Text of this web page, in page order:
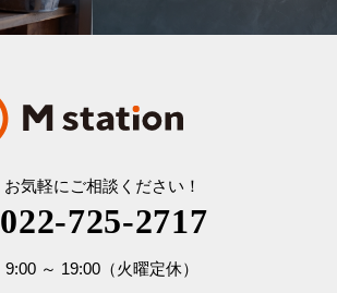
お気軽にご相談ください！
022-725-2717
9:00～ 19:00（火曜定休）